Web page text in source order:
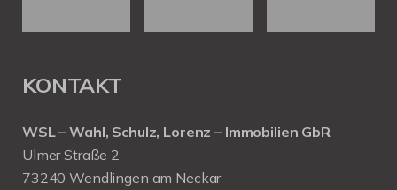
KONTAKT
WSL – Wahl, Schulz, Lorenz – Immobilien GbR
Ulmer Straße 2
73240 Wendlingen am Neckar